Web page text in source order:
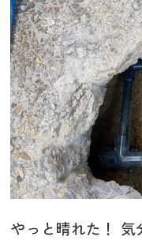
やっと晴れた！ 気